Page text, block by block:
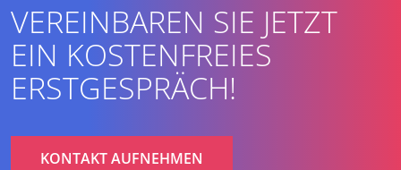
VEREINBAREN SIE JETZT
EIN KOSTENFREIES
ERSTGESPRÄCH!
KONTAKT AUFNEHMEN